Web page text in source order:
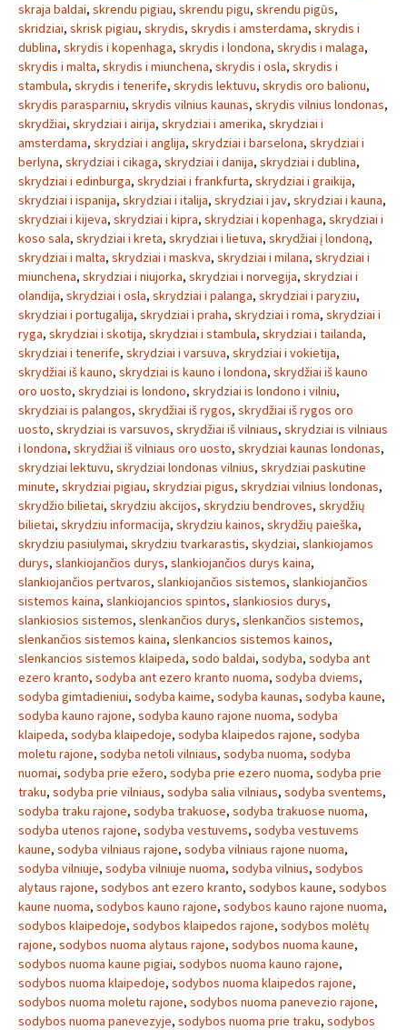
skraja baldai, skrendu pigiau, skrendu pigu, skrendu pigūs,
skridziai, skrisk pigiau, skrydis, skrydis i amsterdama, skrydis i
dublina, skrydis i kopenhaga, skrydis i londona, skrydis i malaga,
skrydis i malta, skrydis i miunchena, skrydis i osla, skrydis i
stambula, skrydis i tenerife, skrydis lektuvu, skrydis oro balionu,
skrydis parasparniu, skrydis vilnius kaunas, skrydis vilnius londonas,
skrydžiai, skrydziai i airija, skrydziai i amerika, skrydziai i
amsterdama, skrydziai i anglija, skrydziai i barselona, skrydziai i
berlyna, skrydziai i cikaga, skrydziai i danija, skrydziai i dublina,
skrydziai i edinburga, skrydziai i frankfurta, skrydziai i graikija,
skrydziai i ispanija, skrydziai i italija, skrydziai i jav, skrydziai i kauna,
skrydziai i kijeva, skrydziai i kipra, skrydziai i kopenhaga, skrydziai i
koso sala, skrydziai i kreta, skrydziai i lietuva, skrydžiai į londoną,
skrydziai i malta, skrydziai i maskva, skrydziai i milana, skrydziai i
miunchena, skrydziai i niujorka, skrydziai i norvegija, skrydziai i
olandija, skrydziai i osla, skrydziai i palanga, skrydziai i paryziu,
skrydziai i portugalija, skrydziai i praha, skrydziai i roma, skrydziai i
ryga, skrydziai i skotija, skrydziai i stambula, skrydziai i tailanda,
skrydziai i tenerife, skrydziai i varsuva, skrydziai i vokietija,
skrydžiai iš kauno, skrydziai is kauno i londona, skrydžiai iš kauno
oro uosto, skrydziai is londono, skrydziai is londono i vilniu,
skrydziai is palangos, skrydžiai iš rygos, skrydžiai iš rygos oro
uosto, skrydziai is varsuvos, skrydžiai iš vilniaus, skrydziai is vilniaus
i londona, skrydžiai iš vilniaus oro uosto, skrydziai kaunas londonas,
skrydziai lektuvu, skrydziai londonas vilnius, skrydziai paskutine
minute, skrydziai pigiau, skrydziai pigus, skrydziai vilnius londonas,
skrydžio bilietai, skrydziu akcijos, skrydziu bendroves, skrydžių
bilietai, skrydziu informacija, skrydziu kainos, skrydžių paieška,
skrydziu pasiulymai, skrydziu tvarkarastis, skydziai, slankiojamos
durys, slankiojančios durys, slankiojančios durys kaina,
slankiojančios pertvaros, slankiojančios sistemos, slankiojančios
sistemos kaina, slankiojancios spintos, slankiosios durys,
slankiosios sistemos, slenkančios durys, slenkančios sistemos,
slenkančios sistemos kaina, slenkancios sistemos kainos,
slenkancios sistemos klaipeda, sodo baldai, sodyba, sodyba ant
ezero kranto, sodyba ant ezero kranto nuoma, sodyba dviems,
sodyba gimtadieniui, sodyba kaime, sodyba kaunas, sodyba kaune,
sodyba kauno rajone, sodyba kauno rajone nuoma, sodyba
klaipeda, sodyba klaipedoje, sodyba klaipedos rajone, sodyba
moletu rajone, sodyba netoli vilniaus, sodyba nuoma, sodyba
nuomai, sodyba prie ežero, sodyba prie ezero nuoma, sodyba prie
traku, sodyba prie vilniaus, sodyba salia vilniaus, sodyba sventems,
sodyba traku rajone, sodyba trakuose, sodyba trakuose nuoma,
sodyba utenos rajone, sodyba vestuvems, sodyba vestuvems
kaune, sodyba vilniaus rajone, sodyba vilniaus rajone nuoma,
sodyba vilniuje, sodyba vilniuje nuoma, sodyba vilnius, sodybos
alytaus rajone, sodybos ant ezero kranto, sodybos kaune, sodybos
kaune nuoma, sodybos kauno rajone, sodybos kauno rajone nuoma,
sodybos klaipedoje, sodybos klaipedos rajone, sodybos molėtų
rajone, sodybos nuoma alytaus rajone, sodybos nuoma kaune,
sodybos nuoma kaune pigiai, sodybos nuoma kauno rajone,
sodybos nuoma klaipedoje, sodybos nuoma klaipedos rajone,
sodybos nuoma moletu rajone, sodybos nuoma panevezio rajone,
sodybos nuoma panevezyje, sodybos nuoma prie traku, sodybos